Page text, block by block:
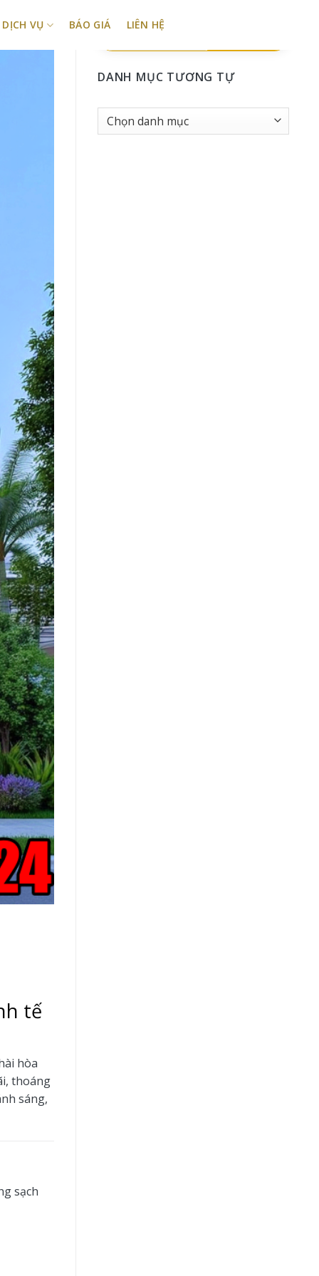
DỊCH VỤ BÁO GIÁ LIÊN HỆ
tế
hòa
thoáng
sáng,
sạch
DANH MỤC TƯƠNG TỰ
Danh
Mục